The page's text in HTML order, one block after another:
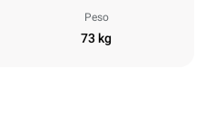
Peso
73 kg